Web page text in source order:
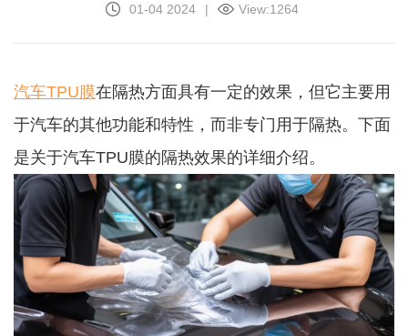
01-04 2024 | View:1264
汽车TPU膜在隔热方面具有一定的效果，但它主要用
于汽车的其他功能和特性，而非专门用于隔热。下面
是关于汽车TPU膜的隔热效果的详细介绍。